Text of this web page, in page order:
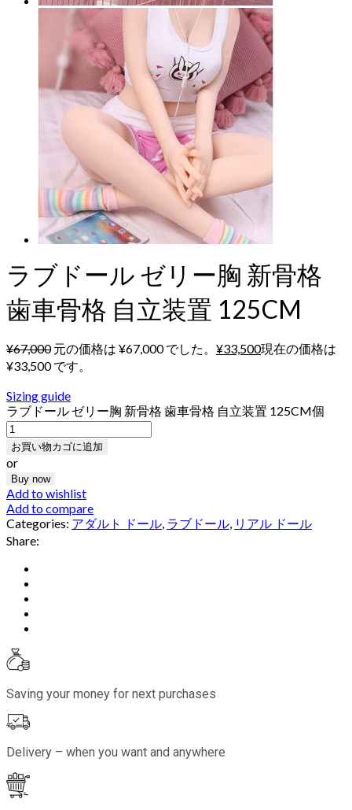
ラブドール ゼリー胸 新骨格
歯車骨格 自立装置 125CM
¥67,000 元の価格は ¥67,000 でした。 ¥33,500現在の価格は
¥33,500 です。
Sizing guide
ラブドール ゼリー胸 新骨格 歯車骨格 自立装置 125CM個
お買い物カゴに追加
or
Buy now
Add to wishlist
Add to compare
Categories: アダルト ドール, ラブドール, リアル ドール
Share:
Saving your money for next purchases
Delivery – when you want and anywhere